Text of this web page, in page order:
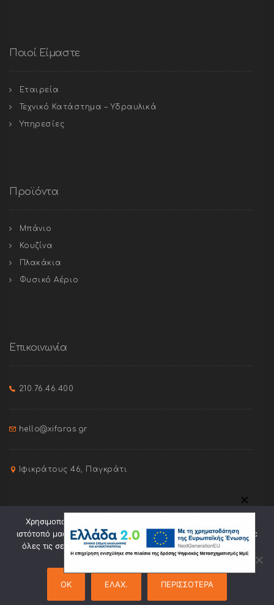
Ποιοί Είμαστε
Εταιρεία
Τεχνικό Κατάστημα – Υδραυλικά
Υπηρεσίες
Προϊόντα
Μπάνιο
Κουζίνα
Πλακάκια
Φυσικό Αέριο
Επικοινωνία
210.76.46.400
hello@xifaras.gr
Ιφικράτους 46, Παγκράτι
Χρησιμοποιούμε cookies για την καλύτερη πλοήγηση στον
ιστότοπό μας. Πατώντας "Οk" συναινείτε στη χρήση cookies σε
όλες τις σελίδες του. Πατώντας "Ελαχ." θα γίνει χρήση μόνο
ορισμένων cookies.
OK ΕΛΑΧ. ΠΕΡΙΣΣΟΤΕΡΑ
✕